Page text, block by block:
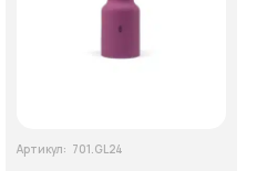
Артикул: 701.GL24
Напруга живлення